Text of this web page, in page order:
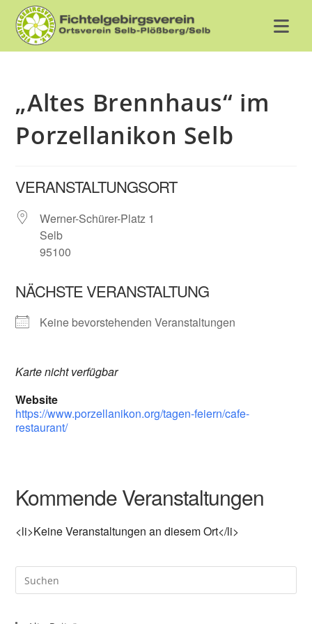
Inhalt
springen
„Altes Brennhaus“ im
Porzellanikon Selb
VERANSTALTUNGSORT
Werner-Schürer-Platz 1
Selb
95100
NÄCHSTE VERANSTALTUNG
Keine bevorstehenden Veranstaltungen
Karte nicht verfügbar
Website
https://www.porzellanikon.org/tagen-feiern/cafe-
restaurant/
Kommende Veranstaltungen
<li>Keine Veranstaltungen an diesem Ort</li>